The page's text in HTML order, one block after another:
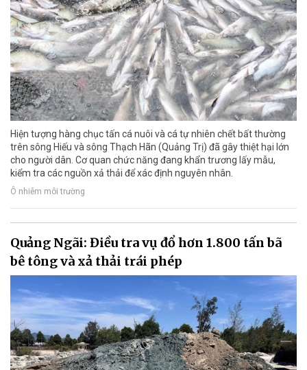
Hiện tượng hàng chục tấn cá nuôi và cá tự nhiên chết bất thường
trên sông Hiếu và sông Thạch Hãn (Quảng Trị) đã gây thiệt hại lớn
cho người dân. Cơ quan chức năng đang khẩn trương lấy mẫu,
kiểm tra các nguồn xả thải để xác định nguyên nhân.
Ô nhiễm môi trường
Quảng Ngãi: Điều tra vụ đổ hơn 1.800 tấn bã
bê tông và xả thải trái phép